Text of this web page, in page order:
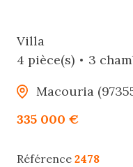
Villa
4 pièce(s)
3
Macouria
335 000 €
Référence 2478